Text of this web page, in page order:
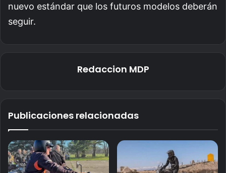
nuevo estándar que los futuros modelos deberán
seguir.
Redaccion MDP
Publicaciones relacionadas